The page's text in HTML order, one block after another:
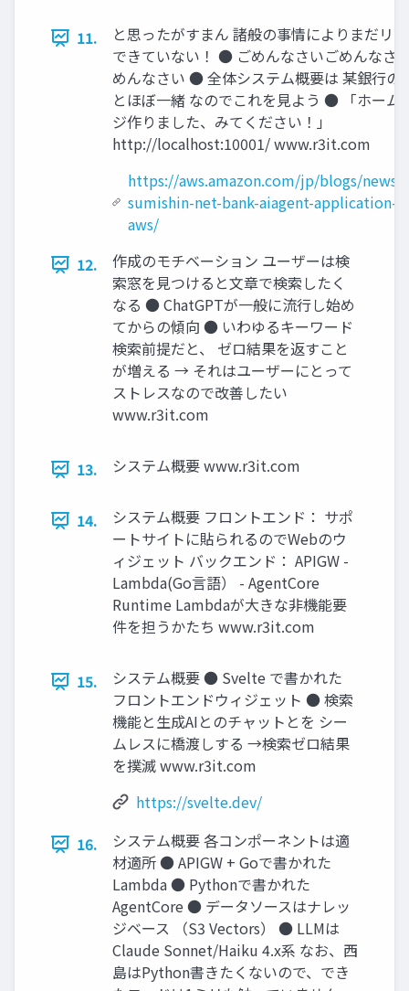
11.
と思ったがすまん 諸般の事情によりまだリ
できていない！ ● ごめんなさいごめんなさ
めんなさい ● 全体システム概要は 某銀行の
とほぼ一緒 なのでこれを見よう ● 「ホーム
ジ作りました、みてください！」
http://localhost:10001/ www.r3it.com
https://aws.amazon.com/jp/blogs/news/
sumishin-net-bank-aiagent-application-
aws/
12.
作成のモチベーション ユーザーは検
索窓を見つけると文章で検索したく
なる ● ChatGPTが一般に流行し始め
てからの傾向 ● いわゆるキーワード
検索前提だと、 ゼロ結果を返すこと
が増える → それはユーザーにとって
ストレスなので改善したい
www.r3it.com
13. システム概要 www.r3it.com
14.
システム概要 フロントエンド： サポ
ートサイトに貼られるのでWebのウ
ィジェット バックエンド： APIGW -
Lambda(Go言語） - AgentCore
Runtime Lambdaが大きな非機能要
件を担うかたち www.r3it.com
15.
システム概要 ● Svelte で書かれた
フロントエンドウィジェット ● 検索
機能と生成AIとのチャットとを シー
ムレスに橋渡しする →検索ゼロ結果
を撲滅 www.r3it.com
https://svelte.dev/
16.
システム概要 各コンポーネントは適
材適所 ● APIGW + Goで書かれた
Lambda ● Pythonで書かれた
AgentCore ● データソースはナレッ
ジベース （S3 Vectors） ● LLMは
Claude Sonnet/Haiku 4.x系 なお、西
島はPython書きたくないので、でき